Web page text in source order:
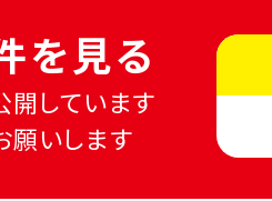
を見る
しています
いします